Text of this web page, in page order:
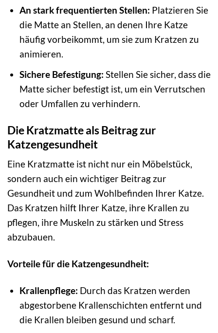
An stark frequentierten Stellen: Platzieren Sie
die Matte an Stellen, an denen Ihre Katze
häufig vorbeikommt, um sie zum Kratzen zu
animieren.
Sichere Befestigung: Stellen Sie sicher, dass die
Matte sicher befestigt ist, um ein Verrutschen
oder Umfallen zu verhindern.
Die Kratzmatte als Beitrag zur
Katzengesundheit
Eine Kratzmatte ist nicht nur ein Möbelstück,
sondern auch ein wichtiger Beitrag zur
Gesundheit und zum Wohlbefinden Ihrer Katze.
Das Kratzen hilft Ihrer Katze, ihre Krallen zu
pflegen, ihre Muskeln zu stärken und Stress
abzubauen.
Vorteile für die Katzengesundheit:
Krallenpflege: Durch das Kratzen werden
abgestorbene Krallenschichten entfernt und
die Krallen bleiben gesund und scharf.